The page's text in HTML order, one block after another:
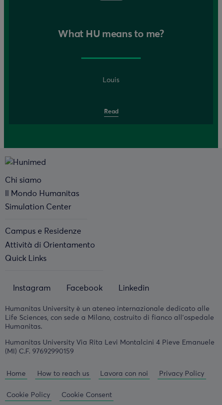
What HU means to me?
Louis
Read
Humanitas University è un ateneo internazionale dedicato alle
Life Sciences, con sede a Milano, costruito di fianco all'ospedale
Humanitas.
Humanitas University Via Rita Levi Montalcini 4 Pieve Emanuele
(MI) C.F. 97692990159
Home How to reach us Lavora con noi Privacy Policy
Cookie Policy Cookie Consent
Chi siamo
Il Mondo Humanitas
Simulation Center
Campus e Residenze
Attività di Orientamento
Quick Links
Instagram Facebook Linkedin